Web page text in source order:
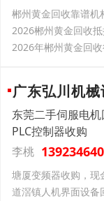
郴州黄金回收靠谱机
2026郴州黄金回收
广东弘川机
东莞二手伺服电
PLC控制器收购
李桃
塘厦变频器收购，现
道滘镇人机界面设备